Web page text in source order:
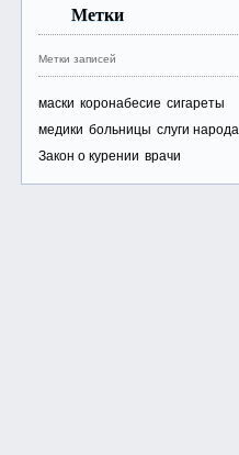
Метки
Метки записей
маски коронабесие сигареты
медики больницы слуги народа
Закон о курении врачи